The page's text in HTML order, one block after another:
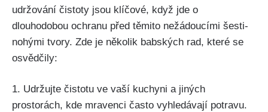
udržování ⁢čistoty jsou klíčové, když jde o
dlouhodobou ochranu před těmito nežádoucími šesti-
nohými tvory. Zde‌ je několik babských rad, které se
osvědčily:
1. Udržujte čistotu ve vaší kuchyni a‌ jiných
prostorách, kde mravenci často vyhledávají potravu.